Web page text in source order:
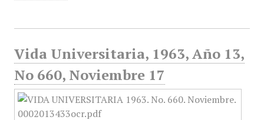
Vida Universitaria, 1963, Año 13,
No 660, Noviembre 17